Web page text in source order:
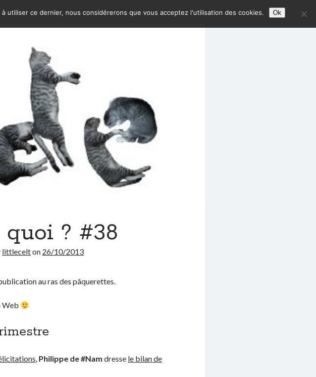
quoi ? #38
littlecelton 26/10/2013
au ras des pâquerettes.
Web
, Philippe de #Nam dresse le bilan de
utiliser ce dernier, nous considérerons que vous acceptez l'utilisation des cookies. Ok